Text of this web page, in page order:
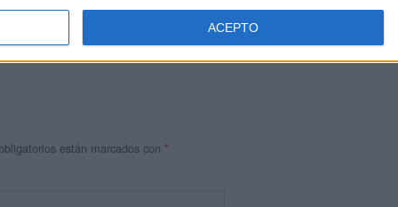
ACEPTO
de dos profesores Ginés y
de los contenidos que encontramos
tiempo, que sus tareas como docentes, y
están marcados con *